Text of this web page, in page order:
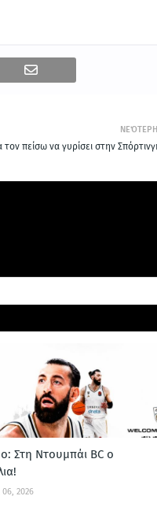
ΝΕΌΤΕΡΗ
πείσω να γυρίσει στην
Στη Ντουμπάι BC ο
2026